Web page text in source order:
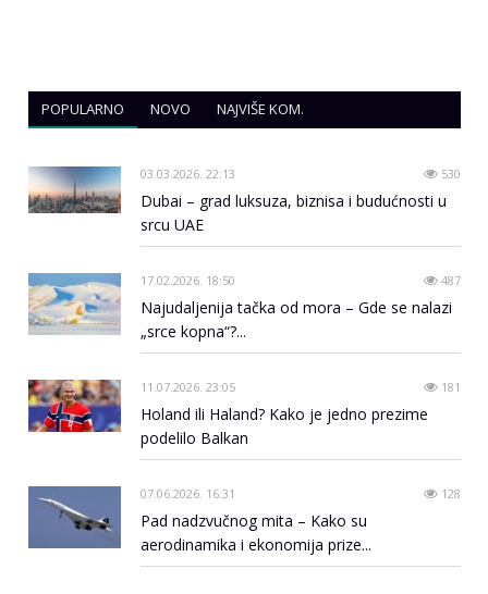
POPULARNO NOVO NAJVIŠE KOM.
03.03.2026. 22:13 530
Dubai – grad luksuza, biznisa i budućnosti u
srcu UAE
17.02.2026. 18:50 487
Najudaljenija tačka od mora – Gde se nalazi
„srce kopna“?...
11.07.2026. 23:05 181
Holand ili Haland? Kako je jedno prezime
podelilo Balkan
07.06.2026. 16:31 128
Pad nadzvučnog mita – Kako su
aerodinamika i ekonomija prize...